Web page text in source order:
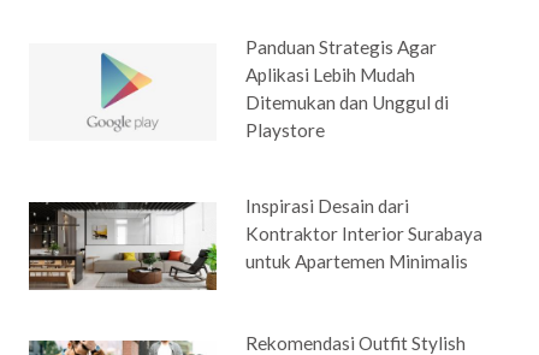
Panduan Strategis Agar
Aplikasi Lebih Mudah
Ditemukan dan Unggul di
Playstore
Inspirasi Desain dari
Kontraktor Interior Surabaya
untuk Apartemen Minimalis
Rekomendasi Outfit Stylish